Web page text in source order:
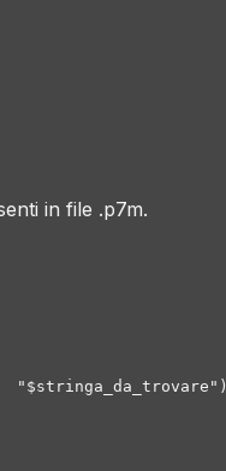
in file .p7m.
"$stringa_da_trovare")